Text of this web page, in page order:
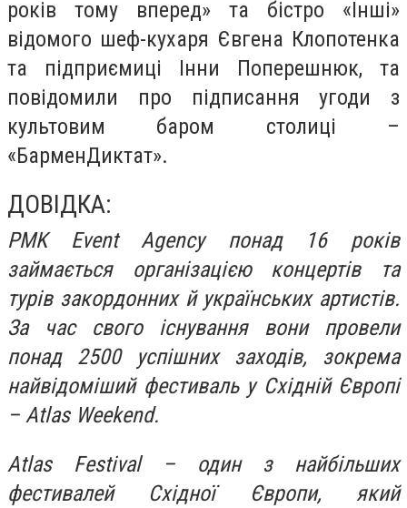
років тому вперед» та бістро «Інші»
відомого шеф-кухаря Євгена Клопотенка
та підприємиці Інни Поперешнюк, та
повідомили про підписання угоди з
культовим баром столиці –
«БарменДиктат».
ДОВІДКА:
PMK Event Agency понад 16 років
займається організацією концертів та
турів закордонних й українських артистів.
За час свого існування вони провели
понад 2500 успішних заходів, зокрема
найвідоміший фестиваль у Східній Європі
– Atlas Weekend.
Atlas Festival – один з найбільших
фестивалей Східної Європи, який